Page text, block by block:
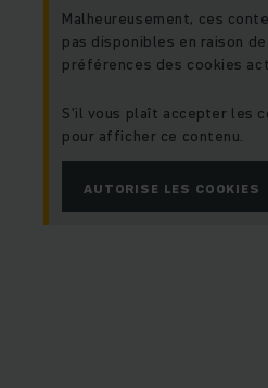
Malheureusement, ces
pas disponibles en raison
préférences des cookies
S'il vous plaît accepter les
pour afficher ce contenu.
AUTORISE LES COOKIES